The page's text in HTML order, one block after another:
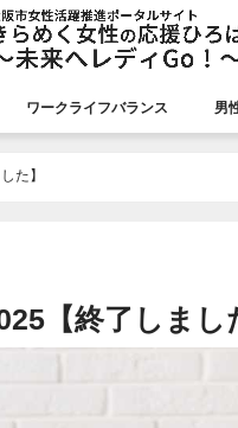
ワークライフバランス 男
た】
【終了しまし